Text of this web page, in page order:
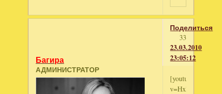
Поделиться
33
23.03.2010
23:05:12
Багира
АДМИНИСТРАТОР
[youtube]http://